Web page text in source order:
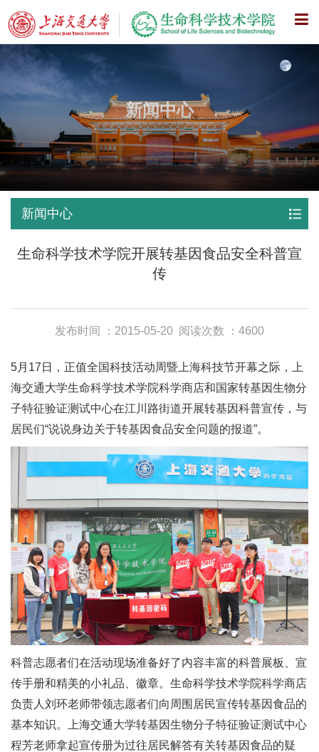
X
新闻中心
新闻中心
生命科学技术学院开展转基因食品安全科普宣
传
发布时间 ：2015-05-20 阅读次数 ：4600
5月17日，正值全国科技活动周暨上海科技节开幕之际，上
海交通大学生命科学技术学院科学商店和国家转基因生物分
子特征验证测试中心在江川路街道开展转基因科普宣传，与
居民们“说说身边关于转基因食品安全问题的报道”。
科普志愿者们在活动现场准备好了内容丰富的科普展板、宣
传手册和精美的小礼品、徽章。生命科学技术学院科学商店
负责人刘环老师带领志愿者们向周围居民宣传转基因食品的
基本知识。上海交通大学转基因生物分子特征验证测试中心
程芳老师拿起宣传册为过往居民解答有关转基因食品的疑